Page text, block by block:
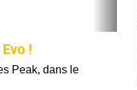
!
Peak, dans le